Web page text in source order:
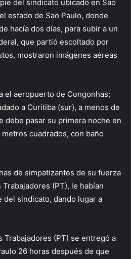
del sindicato ubicado en Sao
estado de Sao Paulo, donde
hacía dos días, para subir a un
que partió escoltado por
mostraron imágenes aéreas
el aeropuerto de Congonhas;
a Curitiba (sur), a menos de
debe pasar su primera noche en
cuadrados, con baño
de simpatizantes de su fuerza
(PT), le habían
del sindicato, dando lugar a
Trabajadores (PT) se entregó a
26 horas después de que